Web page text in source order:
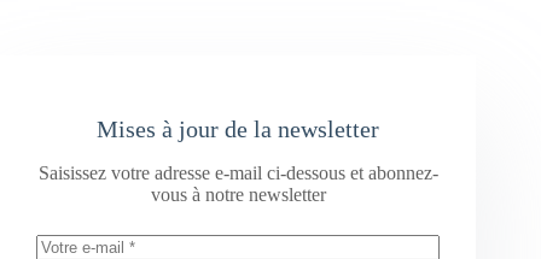
Mises à jour de la newsletter
Saisissez votre adresse e-mail ci-dessous et abonnez-
vous à notre newsletter